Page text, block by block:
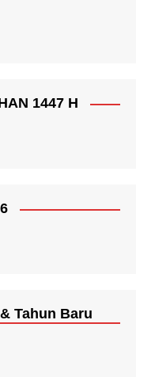
1447 H
Tahun Baru